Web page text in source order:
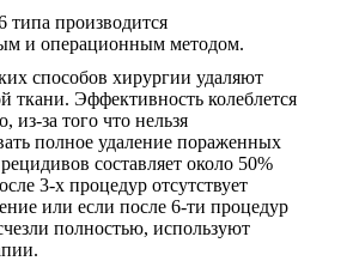
производится
и операционным методом.
способов хирургии удаляют
ткани. Эффективность колеблется
из-за того что нельзя
полное удаление пораженных
составляет около 50%
3-х процедур отсутствует
или если после 6-ти процедур
полностью, используют